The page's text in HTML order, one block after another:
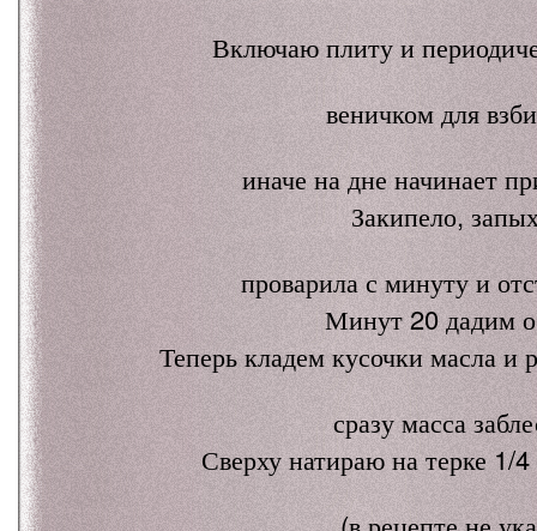
Включаю плиту и
веничком для
иначе на дне начинает
Закипело,
проварила с минуту и
Минут 20 дадим
Теперь кладем кусочки масла
сразу масса
Сверху натираю на терке 1/